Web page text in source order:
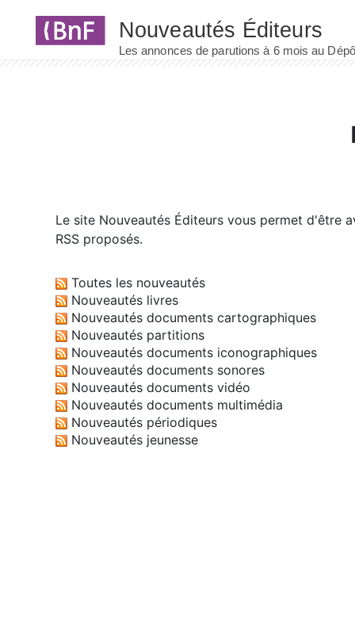
Le site Nouveautés Éditeurs vous permet d'être
RSS proposés.
Toutes les nouveautés
Nouveautés livres
Nouveautés documents cartographiques
Nouveautés partitions
Nouveautés documents iconographiques
Nouveautés documents sonores
Nouveautés documents vidéo
Nouveautés documents multimédia
Nouveautés périodiques
Nouveautés jeunesse